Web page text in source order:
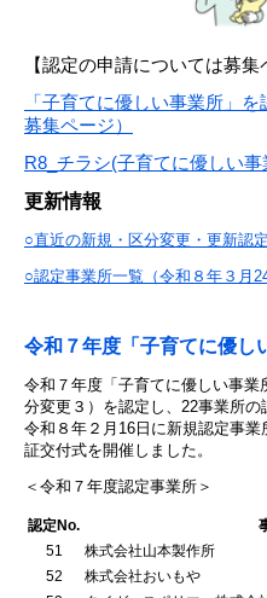
【認定の申請については募
「子育てに優しい事業所」
募集ページ）
R8_チラシ(子育てに優しい
更新情報
○直近の新規・区分変更・更新認
○認定事業所一覧 （令和８年３月
令和７年度「子育てに優し
令和７年度「子育てに優しい事
分変更３）を認定し、22事業所の
令和８年２月16日に新規認定事
証交付式を開催しました。
＜令和７年度認定事業所＞
認定No.
51
株式会社山本製
52
株式会社おいもや